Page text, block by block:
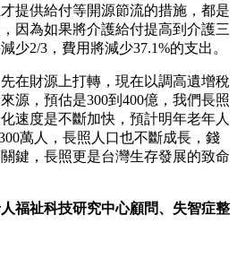
提供給付等開源節流的措施，都是
因為如果將介護給付提高到介護三
少2/3，費用將減少37.1%的支出。
在財源上打轉，現在以調高遺增稅
源，預估是300到400億，我們長照
速度是不斷加快，預計明年老年人
萬人，長照人口也不斷成長，錢
鍵，長照更是台灣生存發展的致命
福祉科技研究中心顧問、失智症整